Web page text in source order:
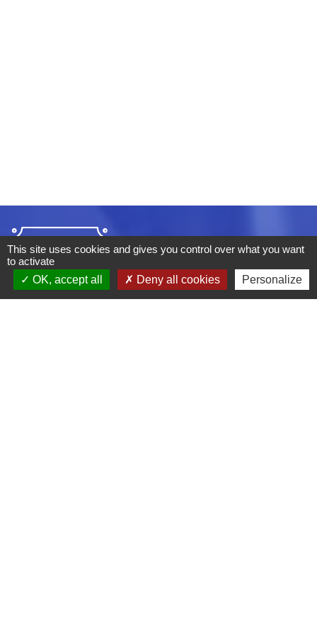
This site uses cookies and gives you control over what you want
to activate
OK, accept all
Deny all cookies Personalize